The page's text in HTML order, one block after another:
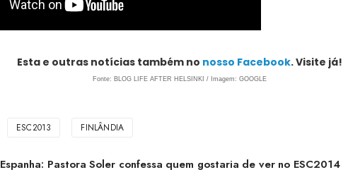
Esta e outras notícias também no nosso Facebook. Visite já!
Fonte: BLOG LIFE AFTER HELSINKI / Imagem: GOOGLE
ESC2013 FINLÂNDIA
Espanha: Pastora Soler confessa quem gostaria de ver no ESC2014